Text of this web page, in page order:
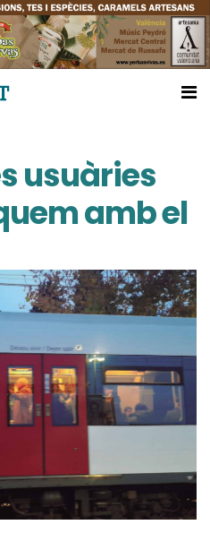
usuàries
amb el